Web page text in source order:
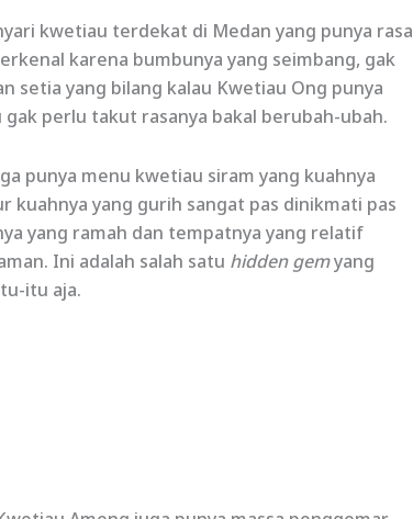
kwetiau terdekat di Medan yang punya rasa
karena bumbunya yang seimbang, gak
setia yang bilang kalau Kwetiau Ong punya
perlu takut rasanya bakal berubah-ubah.
punya menu kwetiau siram yang kuahnya
yang gurih sangat pas dinikmati pas
yang ramah dan tempatnya yang relatif
Ini adalah salah satu hidden gemyang
itu aja.